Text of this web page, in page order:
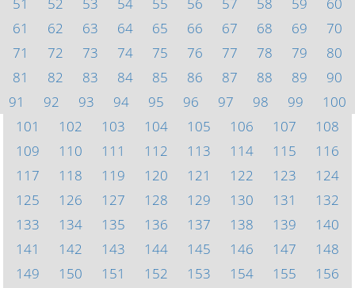
61
62 63 64 65 66 67 68 69
70
71
72 73 74 75 76 77 78 79
80
81
82 83 84 85 86 87 88 89
90
91
92 93 94 95 96 97 98 99
100
101
102 103 104 105 106 107
108
109
110 111 112 113 114 115
116
117
118 119 120 121 122 123
124
125
126 127 128 129 130 131
132
133
134 135 136 137 138 139
140
141
142 143 144 145 146 147
148
149
150 151 152 153 154 155
156